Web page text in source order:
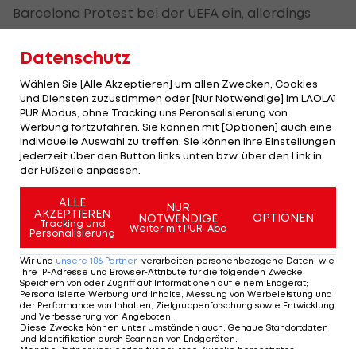
Barcelona Protest bei der UEFA ein, allerdings
nicht aufgrund der Roten Karte.
Denn bei einem eigentlich schon ausgeführten
Abstoß von Atletico-Keeper Juan Musso stoppte
Atletico-Verteidiger Marc Pubill mit der Hand den
Ball und führte den Abstoß erneut aus.
Einen ähnlichen Vorfall gab es bereits in der
Ligaphase, als Arsenal-Verteidiger Gabriel gegen
die Bayern ebenfalls einen Abstoß mit der Hand
stoppte.
Trotz des wiederholten Auftretens in dieser
Saison hat die UEFA nun den Protest der
Katalanen kurz vor dem Rückspiel in einem
offiziellen Statement abgewiesen.
Datenschutz
Wählen Sie [Alle Akzeptieren] um allen Zwecken, Cookies
und Diensten zuzustimmen oder [Nur Notwendige] im LAOLA1
PUR Modus, ohne Tracking uns Peronsalisierung von
Werbung fortzufahren. Sie können mit [Optionen] auch eine
individuelle Auswahl zu treffen. Sie können Ihre Einstellungen
jederzeit über den Button links unten bzw. über den Link in
der Fußzeile anpassen.
ALLE
AKZEPTIEREN
Tracking und
Personalisierung
NUR
NOTWENDIGE
Weiter mit PUR-Abo
OPTIONEN
Wir und unsere 186 Partner verarbeiten personenbezogene Daten, wie
Ihre IP-Adresse und Browser-Attribute für die folgenden Zwecke:
Speichern von oder Zugriff auf Informationen auf einem Endgerät;
Personalisierte Werbung und Inhalte, Messung von Werbeleistung und
der Performance von Inhalten, Zielgruppenforschung sowie Entwicklung
und Verbesserung von Angeboten.
Diese Zwecke können unter Umständen auch: Genaue Standortdaten
und Identifikation durch Scannen von Endgeräten.